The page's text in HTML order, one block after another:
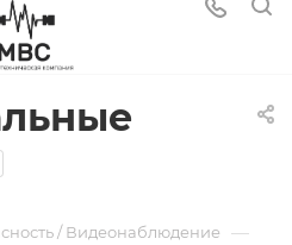
/ Видеонаблюдение —